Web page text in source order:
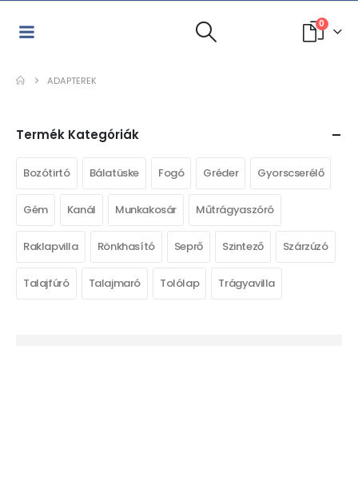
0
ADAPTEREK
Termék Kategóriák
Bozótirtó Bálatüske Fogó Gréder Gyorscserélő
Gém Kanál Munkakosár Műtrágyaszóró
Raklapvilla Rönkhasító Seprő Szintező Szárzúzó
Talajfúró Talajmaró Tolólap Trágyavilla